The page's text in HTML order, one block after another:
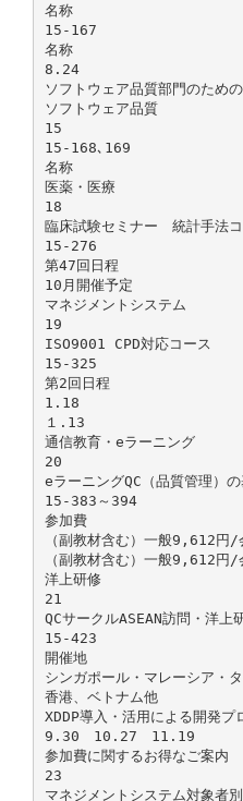
名称
15-167
名称
8.24
ソフトウェア品質部門のため
ソフトウェア品質
15
15-168､169
名称
医薬・医療
18
臨床試験セミナー 統計手法コ
15-276
第47回日程
10月開催予定
マネジメントシステム
19
ISO9001 CPD対応コース
15-325
第2回日程
1.18
１.13
通信教育・eラーニング
20
eラーニングQC（品質管理）
15-383～394
参加費
（副教材含む）一般9,612円
（副教材含む）一般9,612円
洋上研修
21
QCサークルASEAN訪問・洋上
15-423
開催地
シンガポール・マレーシア・
香港、ベトナム他
XDDP導入・活用による開発プ
9.30 10.27 11.19
参加費に関するお得なご案内
23
マネジメントシステム対象者